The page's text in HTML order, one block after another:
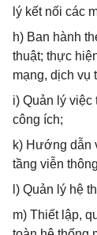
lý kết nối các
h) Ban hành
thuật; thực
mạng, dịch vụ
i) Quản lý việc
công ích;
k) Hướng dẫn
tầng viễn
l) Quản lý hệ
m) Thiết lập,